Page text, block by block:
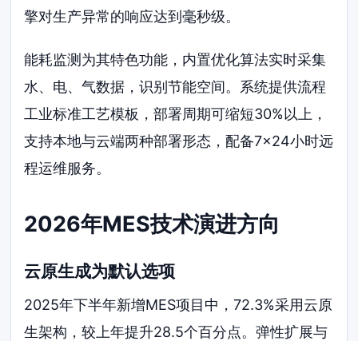
擎对生产异常的响应达到毫秒级。
能耗监测为其特色功能，内置优化算法实时采集
水、电、气数据，识别节能空间。系统提供流程
工业标准工艺模板，部署周期可缩短30%以上，
支持本地与云端两种部署形态，配备7×24小时远
程运维服务。
2026年MES技术演进方向
云原生成为默认选项
2025年下半年新增MES项目中，72.3%采用云原
生架构，较上年提升28.5个百分点。弹性扩展与